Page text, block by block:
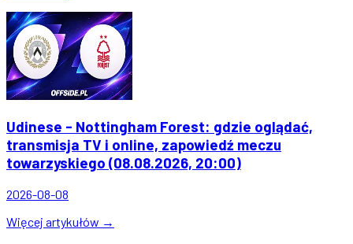
Udinese - Nottingham Forest: gdzie oglądać,
transmisja TV i online, zapowiedź meczu
towarzyskiego (08.08.2026, 20:00)
2026-08-08
Więcej artykułów →